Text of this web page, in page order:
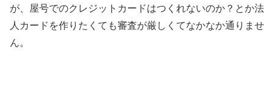
が、屋号でのクレジットカードはつくれないのか？とか法
人カードを作りたくても審査が厳しくてなかなか通りませ
ん。